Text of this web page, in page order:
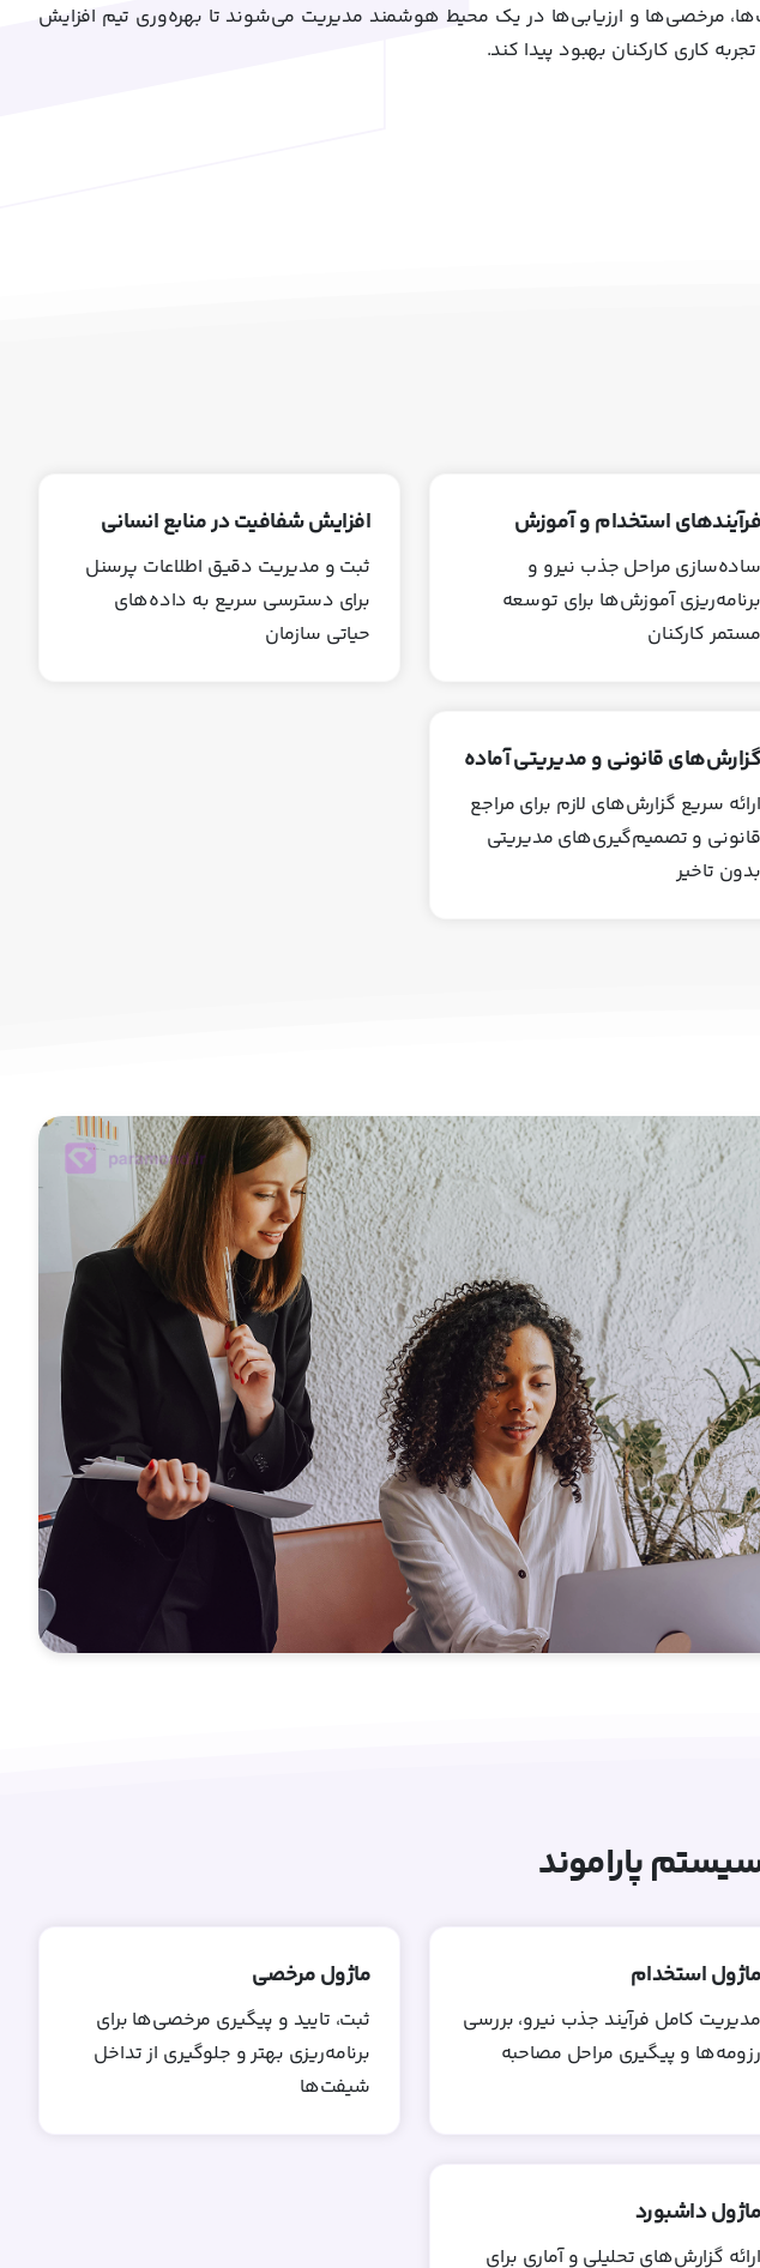
مرخصی‌ها و ارزیابی‌ها در یک محیط هوشمند مدیریت می‌شوند تا بهره‌وری تیم افزایش
تجربه کاری کارکنان بهبود پیدا کند.
فرآیندهای استخدام و آموزش
ساده‌سازی مراحل جذب نیرو و
برنامه‌ریزی آموزش‌ها برای توسعه
مستمر کارکنان
افزایش شفافیت در منابع انسانی
ثبت و مدیریت دقیق اطلاعات پرسنل
برای دسترسی سریع به داده‌های
حیاتی سازمان
گزارش‌های قانونی و مدیریتی آماده
ارائه سریع گزارش‌های لازم برای مراجع
قانونی و تصمیم‌گیری‌های مدیریتی
بدون تاخیر
پاراموند
ماژول استخدام
مدیریت کامل فرآیند جذب نیرو، بررسی
رزومه‌ها و پیگیری مراحل مصاحبه
ماژول مرخصی
ثبت، تایید و پیگیری مرخصی‌ها برای
برنامه‌ریزی بهتر و جلوگیری از تداخل
شیفت‌ها
ماژول داشبورد
ارائه گزارش‌های تحلیلی و آماری برای